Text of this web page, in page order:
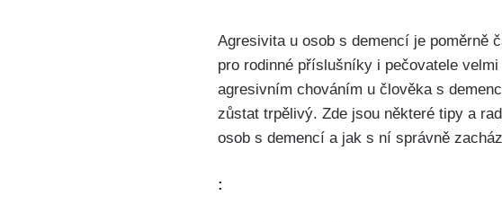
Agresivita u osob s demencí je poměrně
pro rodinné příslušníky i pečovatele
agresivním chováním u člověka s
zůstat trpělivý. Zde jsou některé tipy a
osob s demencí a jak s ní správně
: